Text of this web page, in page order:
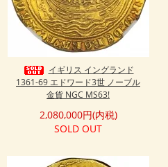
イギリス イングランド
1361-69 エドワード3世 ノーブル
金貨 NGC MS63!
2,080,000円(内税)
SOLD OUT